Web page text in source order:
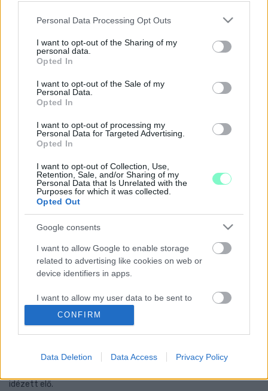
Please note that this website/app uses one or more Google
not limited to your visit or usage behaviour. You may click to
grant or deny consent to Google and its third-party tags to
use your data for below specified purposes in below Google
consent section.
Personal Data Processing Opt Outs
I want to opt-out of the Sharing of my
personal data.
Opted In
I want to opt-out of the Sale of my
Personal Data.
Opted In
I want to opt-out of processing my
Personal Data for Targeted Advertising.
Opted In
I want to opt-out of Collection, Use,
Retention, Sale, and/or Sharing of my
Personal Data that Is Unrelated with the
Purposes for which it was collected.
Opted Out
Google consents
I want to allow Google to enable storage
related to advertising like cookies on web or
device identifiers in apps.
I want to allow my user data to be sent to
Google for online advertising purposes.
I want to allow Google to send me
related to analytics like cookies on web or
CONFIRM
Data Deletion Data Access Privacy Policy
Az idei július a valaha mért legmelegebb hónap volt.
A HOLNAPI NAP LEHET ANGLIA
TÖRTÉNELMÉNEK LEGMELEGEBBIKE
2019. július. 24. 20:30
Sosem látott hőség tart a szigetország felé.
EMLÉKTÁBLÁT KAP A GLECCSER, AMELY A
FELMELEGEDÉS MIATT ELSŐKÉNT TŰNT EL
IZLANDON
2019. július. 22. 18:42
Száz éve még 15 négyzetkilométeres volt.
AZ ONLINE PORNÓ LEGALÁBB OLYAN KÁROS A
KÖRNYEZETRE, MINT EGY KISEBB IPARI
ORSZÁG
adó streamelés annyira energiaigényes, hogy jelentős szén-
dioxid kibocsájtással jár?
VAJON MIÉRT NEM KEZDETT SZOMBATHELY
MÁR RÉGEN VADUL FÁSÍTANI?
A belváros betonrengetegében az árnyék és a levegő minősége
miatt is jól jönnének a növények.
EGY MILLIÓ ÉLŐLÉNY HALHAT KI A KÖVETKEZŐ
2019. Április. 25. 17:29
idézett elő.